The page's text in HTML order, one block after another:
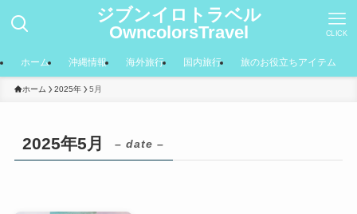
ジブンイロトラベル
OwncolorsTravel
CLICK
ホーム 沖縄情報 海外旅行 国内旅行 旅のお役立ちアイテム
ホーム 2025年 5月
2025年5月 – date –